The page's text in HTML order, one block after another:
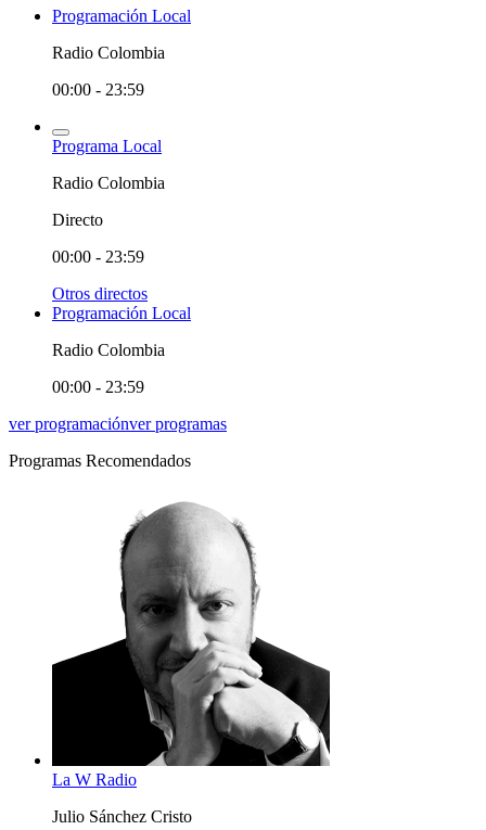
Programación Local
Radio Colombia
00:00 - 23:59
Programa Local
Radio Colombia
Directo
00:00 - 23:59
Otros directos
Programación Local
Radio Colombia
00:00 - 23:59
ver programaciónver programas
Programas Recomendados
La W Radio
Julio Sánchez Cristo